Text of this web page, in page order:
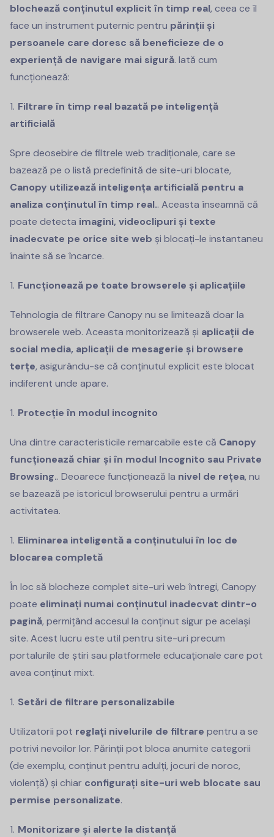
blochează conținutul explicit în timp real, ceea ce îl
face un instrument puternic pentru părinții și
persoanele care doresc să beneficieze de o
experiență de navigare mai sigură. Iată cum
funcționează:
Filtrare în timp real bazată pe inteligență
artificială
Spre deosebire de filtrele web tradiționale, care se
bazează pe o listă predefinită de site-uri blocate,
Canopy utilizează inteligența artificială pentru a
analiza conținutul în timp real.. Aceasta înseamnă că
poate detecta imagini, videoclipuri și texte
inadecvate pe orice site web și blocați-le instantaneu
înainte să se încarce.
Funcționează pe toate browserele și aplicațiile
Tehnologia de filtrare Canopy nu se limitează doar la
browserele web. Aceasta monitorizează și aplicații de
social media, aplicații de mesagerie și browsere
terțe, asigurându-se că conținutul explicit este blocat
indiferent unde apare.
Protecție în modul incognito
Una dintre caracteristicile remarcabile este că Canopy
funcționează chiar și în modul Incognito sau Private
Browsing.. Deoarece funcționează la nivel de rețea, nu
se bazează pe istoricul browserului pentru a urmări
activitatea.
Eliminarea inteligentă a conținutului în loc de
blocarea completă
În loc să blocheze complet site-uri web întregi, Canopy
poate eliminați numai conținutul inadecvat dintr-o
pagină, permițând accesul la conținut sigur pe același
site. Acest lucru este util pentru site-uri precum
portalurile de știri sau platformele educaționale care pot
avea conținut mixt.
Setări de filtrare personalizabile
Utilizatorii pot reglați nivelurile de filtrare pentru a se
potrivi nevoilor lor. Părinții pot bloca anumite categorii
(de exemplu, conținut pentru adulți, jocuri de noroc,
violență) și chiar configurați site-uri web blocate sau
permise personalizate.
Monitorizare și alerte la distanță